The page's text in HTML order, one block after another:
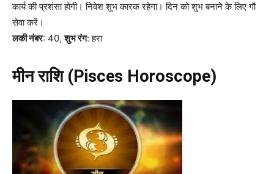
कार्य की प्रशंसा होगी। निवेश शुभ कारक रहेगा। दिन को शुभ बनाने के लिए गौ
सेवा करें।
लकी नंबर: 40,शुभ रंग: हरा
मीन राशि (Pisces Horoscope)